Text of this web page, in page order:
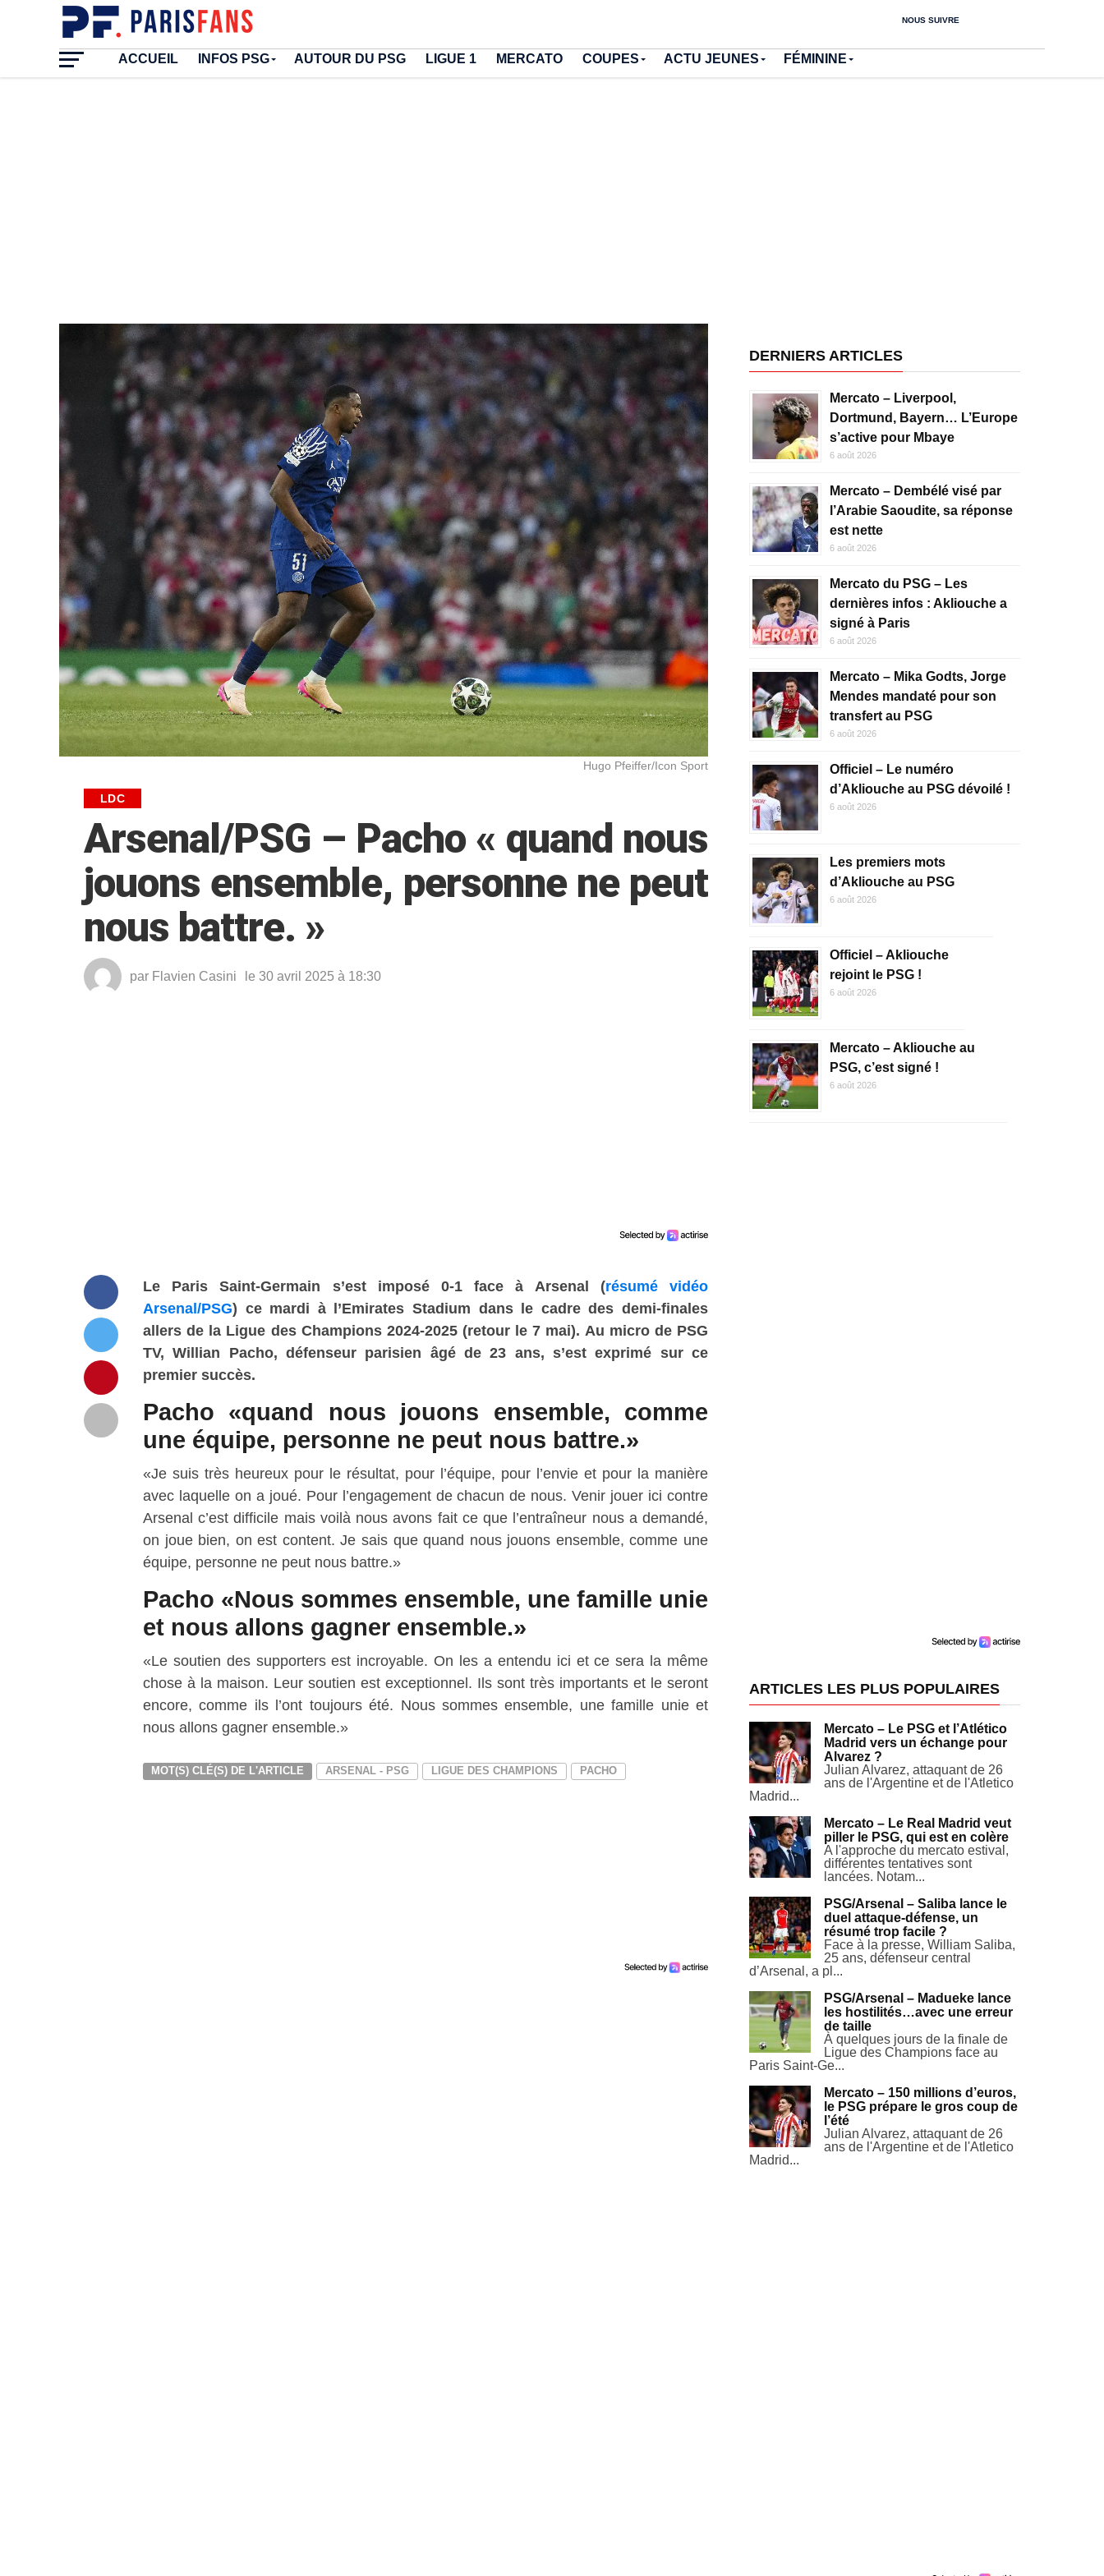
NOUS SUIVRE
ACCUEIL INFOS PSG AUTOUR DU PSG LIGUE 1 MERCATO COUPES ACTU JEUNES FÉMININE
Hugo Pfeiffer/Icon Sport
LDC
Arsenal/PSG – Pacho « quand nous
jouons ensemble, personne ne peut
nous battre. »
par Flavien Casini le 30 avril 2025 à 18:30
Le Paris Saint-Germain s’est imposé 0-1face à Arsenal (résumé vidéo
Arsenal/PSG) ce mardi à l’Emirates Stadium dans le cadre des demi-finales
allers de la Ligue des Champions 2024-2025 (retour le 7 mai). Au micro de PSG
TV, Willian Pacho, défenseur parisien âgé de 23 ans, s’est exprimé sur ce
premier succès.
Pacho «quand nous jouons ensemble, comme
une équipe, personne ne peut nous battre.»
«Je suis très heureux pour le résultat, pour l’équipe, pour l’envie et pour la manière
avec laquelle on a joué. Pour l’engagement de chacun de nous. Venir jouer ici contre
Arsenal c’est difficile mais voilà nous avons fait ce que l’entraîneur nous a demandé,
on joue bien, on est content. Je sais que quand nous jouons ensemble, comme une
équipe, personne ne peut nous battre.»
Pacho «Nous sommes ensemble, une famille unie
et nous allons gagner ensemble.»
«Le soutien des supporters est incroyable. On les a entendu ici et ce sera la même
chose à la maison. Leur soutien est exceptionnel. Ils sont très importants et le seront
encore, comme ils l’ont toujours été. Nous sommes ensemble, une famille unie et
nous allons gagner ensemble.»
MOT(S) CLÉ(S) DE L'ARTICLE ARSENAL - PSG LIGUE DES CHAMPIONS PACHO
DERNIERS ARTICLES
Mercato – Liverpool,
Dortmund, Bayern… L’Europe
s’active pour Mbaye
6 août 2026
Mercato – Dembélé visé par
l’Arabie Saoudite, sa réponse
est nette
6 août 2026
Mercato du PSG – Les
dernières infos : Akliouche a
signé à Paris
6 août 2026
Mercato – Mika Godts, Jorge
Mendes mandaté pour son
transfert au PSG
6 août 2026
Officiel – Le numéro
d’Akliouche au PSG dévoilé !
6 août 2026
Les premiers mots
d’Akliouche au PSG
6 août 2026
Officiel – Akliouche
rejoint le PSG !
6 août 2026
Mercato – Akliouche au
PSG, c’est signé !
6 août 2026
ARTICLES LES PLUS POPULAIRES
Mercato – Le PSG et l’Atlético
Madrid vers un échange pour
Alvarez ?
Julian Alvarez, attaquant de 26
ans de l'Argentine et de l'Atletico
Madrid...
Mercato – Le Real Madrid veut
piller le PSG, qui est en colère
A l'approche du mercato estival,
différentes tentatives sont
lancées. Notam...
PSG/Arsenal – Saliba lance le
duel attaque-défense, un
résumé trop facile ?
Face à la presse, William Saliba,
25 ans, défenseur central
d’Arsenal, a pl...
PSG/Arsenal – Madueke lance
les hostilités…avec une erreur
de taille
À quelques jours de la finale de
Ligue des Champions face au
Paris Saint-Ge...
Mercato – 150 millions d’euros,
le PSG prépare le gros coup de
l’été
Julian Alvarez, attaquant de 26
ans de l'Argentine et de l'Atletico
Madrid...